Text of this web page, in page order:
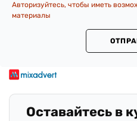
Авторизуйтесь, чтобы иметь
материалы
Оставайтесь в